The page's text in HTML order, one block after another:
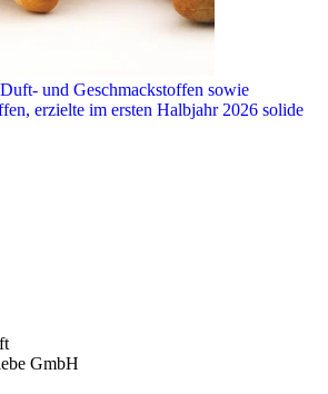
und Geschmackstoffen sowie
erzielte im ersten Halbjahr 2026 solide
GmbH